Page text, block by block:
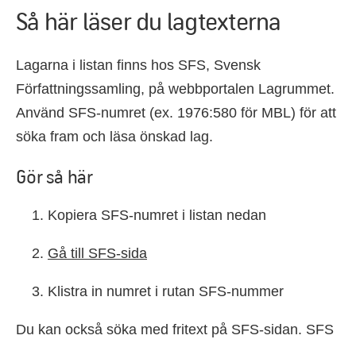
Så här läser du lagtexterna
Lagarna i listan finns hos SFS, Svensk
Författningssamling, på webbportalen Lagrummet.
Använd SFS-numret (ex. 1976:580 för MBL) för att
söka fram och läsa önskad lag.
Gör så här
Kopiera SFS-numret i listan nedan
Gå till SFS-sida
Klistra in numret i rutan SFS-nummer
Du kan också söka med fritext på SFS-sidan. SFS